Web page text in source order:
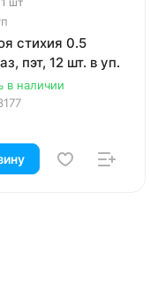
стихия 0.5
пэт, 12 шт. в уп.
в наличии